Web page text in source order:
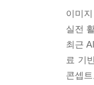
이미
실전
최근
료 기
콘셉